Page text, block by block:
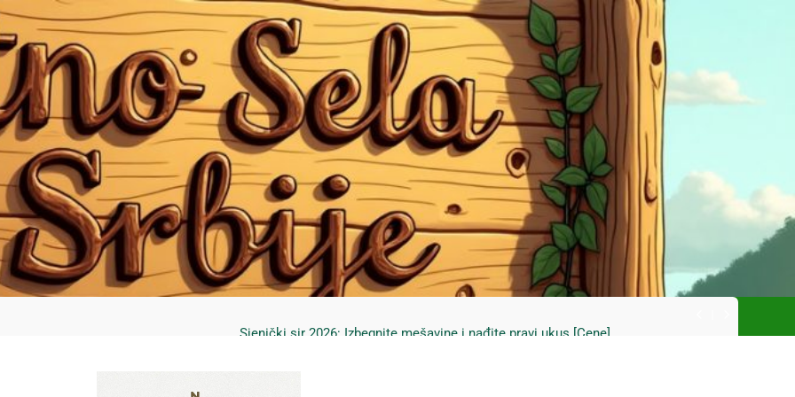
Mrčajevci 2026: Svadbarski kupus bez prevare i masti [Cene]
Jahorina leto 2026: Staze bez prašine i novih eko-taksi [Mapa]
Sjenički sir 2026: Izbegnite mešavine i nađite pravi ukus [Cene]